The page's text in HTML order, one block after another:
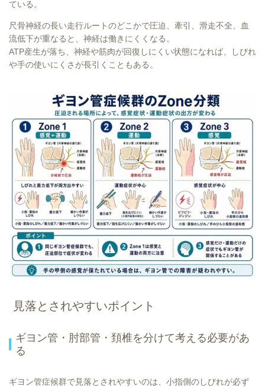
ている。
尺骨神経の長い走行ルートのどこかで圧迫、牽引、滑走不全、血
流低下が重なると、神経は働きにくくなる。
ATP産生が落ち、神経や筋肉が回復しにくい状態になれば、しびれ
や手の使いにくさが長引くこともある。
見落とされやすいポイント
ギヨン管・肘部管・頚椎を分けて考える必要があ
る
ギヨン管症候群で見落とされやすいのは、小指側のしびれが必ず